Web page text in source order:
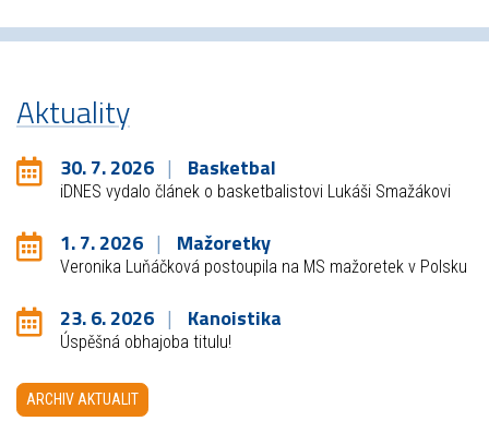
Aktuality
30. 7. 2026 Basketbal
iDNES vydalo článek o basketbalistovi Lukáši Smažákovi
1. 7. 2026 Mažoretky
Veronika Luňáčková postoupila na MS mažoretek v Polsku
23. 6. 2026 Kanoistika
Úspěšná obhajoba titulu!
ARCHIV AKTUALIT